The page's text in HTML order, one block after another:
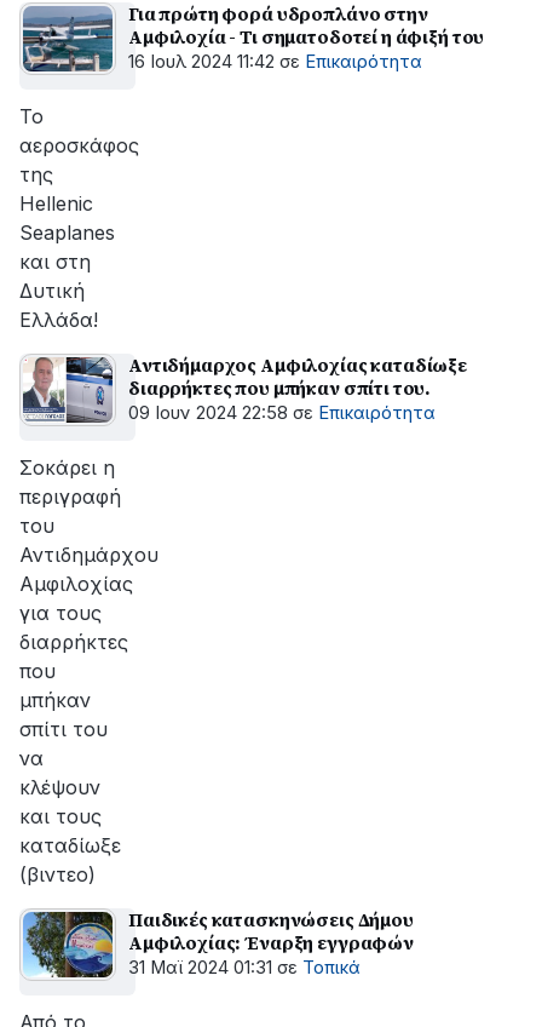
Για πρώτη φορά υδροπλάνο στην
Αμφιλοχία - Τι σηματοδοτεί η άφιξή του
16 Ιουλ 2024 11:42 σε Επικαιρότητα
Το
αεροσκάφος
της
Hellenic
Seaplanes
και στη
Δυτική
Ελλάδα!
Αντιδήμαρχος Αμφιλοχίας καταδίωξε
διαρρήκτες που μπήκαν σπίτι του.
09 Ιουν 2024 22:58 σε Επικαιρότητα
Σοκάρει η
περιγραφή
του
Αντιδημάρχου
Αμφιλοχίας
για τους
διαρρήκτες
που
μπήκαν
σπίτι του
να
κλέψουν
και τους
καταδίωξε
(βιντεο)
Παιδικές κατασκηνώσεις Δήμου
Αμφιλοχίας: Έναρξη εγγραφών
31 Μαϊ 2024 01:31 σε Τοπικά
Από το